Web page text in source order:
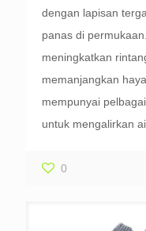
dengan lapisan
panas di
meningkatkan
memanjangkan
mempunyai
untuk mengalirkan
0